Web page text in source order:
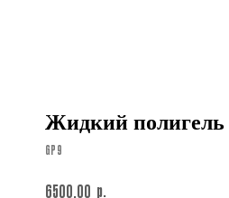
Жидкий
GP 9
6500,00 р.